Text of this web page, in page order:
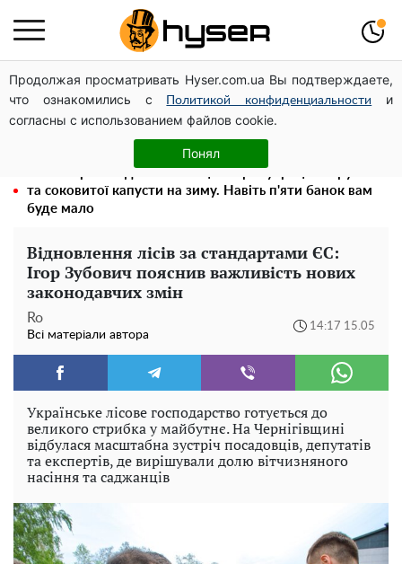
Продолжая просматривать Hyser.com.ua Вы подтверждаете,
что ознакомились с
Политикой конфиденциальности
и
согласны с использованием файлов cookie.
Понял
Повністю гола Анна Трінчер блиснула "принадами":
таких розмірів ви ще не бачили
Швидка смакота на кожен день: рецепт маринованої
закуски з баклажанів з овочами
та соковитої капусти на зиму. Навіть п'яти банок вам
буде мало
Відновлення лісів за стандартами ЄС:
Ігор Зубович пояснив важливість нових
законодавчих змін
Ro
Всі матеріали автора
14:17 15.05
Українське лісове господарство готується до
великого стрибка у майбутнє. На Чернігівщині
відбулася масштабна зустріч посадовців, депутатів
та експертів, де вирішували долю вітчизняного
насіння та саджанців